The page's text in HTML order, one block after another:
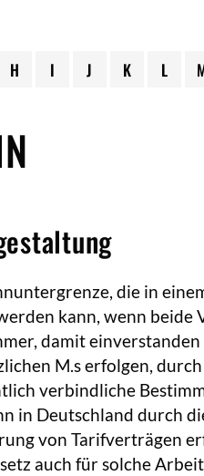
H I J K L
die in
kann, wenn beide
damit einverstanden
M.s erfolgen,
verbindliche
in Deutschland durch
von Tarifverträgen
auch für solche